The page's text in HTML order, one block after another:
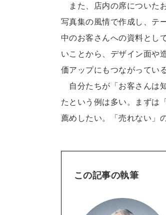
また、店内の席についた
写真集の風情で作成し、テ
中のお客さんへの資料とし
いことから、デザイン面や
価アップにもつながってい
自分たちが「お客さんは
たという例は多い。まずは
薦めしたい。「売れない」
この記事の執筆